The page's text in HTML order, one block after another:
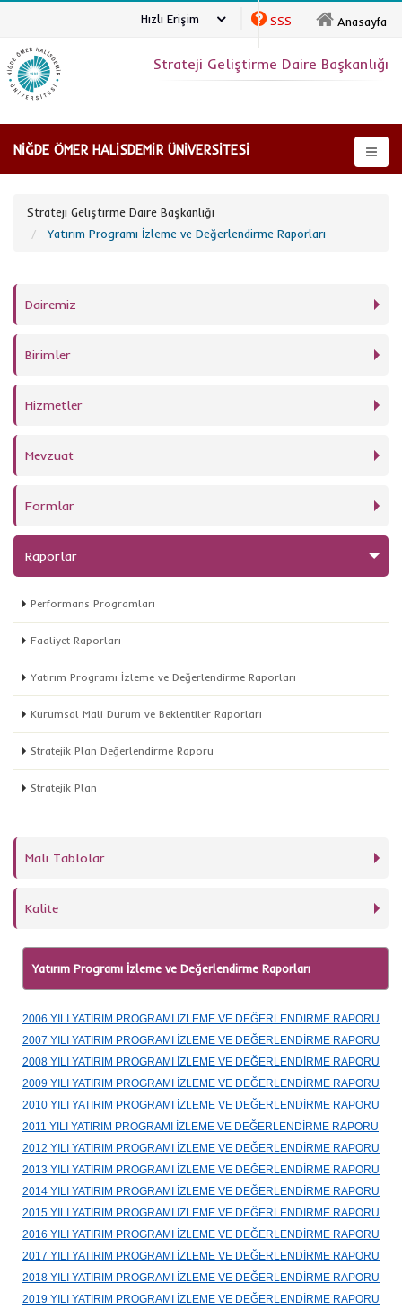
Anasayfa
SSS
Hızlı Erişim
NİĞDE ÖMER HALİSDEMİR ÜNİVERSİTESİ
Strateji Geliştirme Daire Başkanlığı
Strateji Geliştirme Daire Başkanlığı
Yatırım Programı İzleme ve Değerlendirme Raporları
Dairemiz
Birimler
Hizmetler
Mevzuat
Formlar
Raporlar
Performans Programları
Faaliyet Raporları
Yatırım Programı İzleme ve Değerlendirme Raporları
Kurumsal Mali Durum ve Beklentiler Raporları
Stratejik Plan Değerlendirme Raporu
Stratejik Plan
Mali Tablolar
Kalite
Yatırım Programı İzleme ve Değerlendirme Raporları
2006 YILI YATIRIM PROGRAMI İZLEME VE DEĞERLENDİRME RAPORU
2007 YILI YATIRIM PROGRAMI İZLEME VE DEĞERLENDİRME RAPORU
2008 YILI YATIRIM PROGRAMI İZLEME VE DEĞERLENDİRME RAPORU
2009 YILI YATIRIM PROGRAMI İZLEME VE DEĞERLENDİRME RAPORU
2010 YILI YATIRIM PROGRAMI İZLEME VE DEĞERLENDİRME RAPORU
2011 YILI YATIRIM PROGRAMI İZLEME VE DEĞERLENDİRME RAPORU
2012 YILI YATIRIM PROGRAMI İZLEME VE DEĞERLENDİRME RAPORU
2013 YILI YATIRIM PROGRAMI İZLEME VE DEĞERLENDİRME RAPORU
2014 YILI YATIRIM PROGRAMI İZLEME VE DEĞERLENDİRME RAPORU
2015 YILI YATIRIM PROGRAMI İZLEME VE DEĞERLENDİRME RAPORU
2016 YILI YATIRIM PROGRAMI İZLEME VE DEĞERLENDİRME RAPORU
2017 YILI YATIRIM PROGRAMI İZLEME VE DEĞERLENDİRME RAPORU
2018 YILI YATIRIM PROGRAMI İZLEME VE DEĞERLENDİRME RAPORU
2019 YILI YATIRIM PROGRAMI İZLEME VE DEĞERLENDİRME RAPORU